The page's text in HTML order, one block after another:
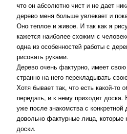
что он абсолютно чист и не дает
дерево меня больше увлекает и
Оно теплое и живое. И так как я
кажется наиболее схожим с
одна из особенностей работы с
рисовать руками.
Дерево очень фактурно, имеет
странно на него перекладывать
Хотя бывает так, что есть какой-то
передать, и к нему приходит
уже после знакомства с
довольно фактурные лица, которые
доски.